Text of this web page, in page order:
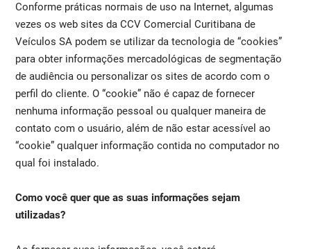
Conforme práticas normais de uso na Internet, algumas
vezes os web sites da CCV Comercial Curitibana de
Veículos SA podem se utilizar da tecnologia de “cookies”
para obter informações mercadológicas de segmentação
de audiência ou personalizar os sites de acordo com o
perfil do cliente. O “cookie” não é capaz de fornecer
nenhuma informação pessoal ou qualquer maneira de
contato com o usuário, além de não estar acessível ao
“cookie” qualquer informação contida no computador no
qual foi instalado.
Como você quer que as suas informações sejam
utilizadas?